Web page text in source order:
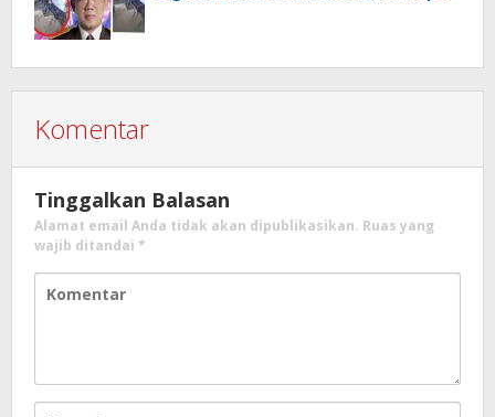
Komentar
Tinggalkan Balasan
Alamat email Anda tidak akan dipublikasikan. Ruas yang
wajib ditandai *